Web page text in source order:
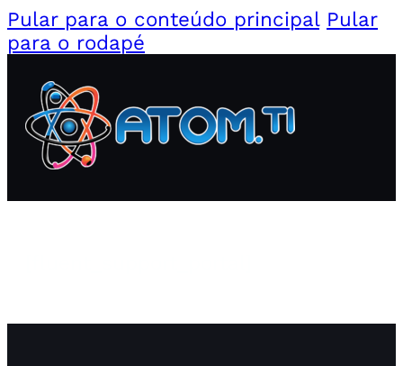
Pular para o conteúdo principal Pular
para o rodapé